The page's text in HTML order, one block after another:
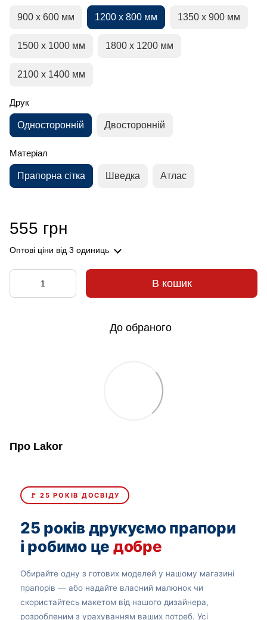
900 х 600 мм 1200 х 800 мм 1350 х 900 мм
1500 х 1000 мм 1800 х 1200 мм
2100 х 1400 мм
Друк
Односторонній Двосторонній
Матеріал
Прапорна сітка Шведка Атлас
555 грн
Оптові ціни від 3 одиниць
В кошик
До обраного
Про Lakor
🚩 25 РОКІВ ДОСВІДУ
25 років друкуємо прапори
і робимо це добре
Обирайте одну з готових моделей у нашому магазині
прапорів — або надайте власний малюнок чи
скористайтесь макетом від нашого дизайнера,
розробленим з урахуванням ваших потреб. Усі